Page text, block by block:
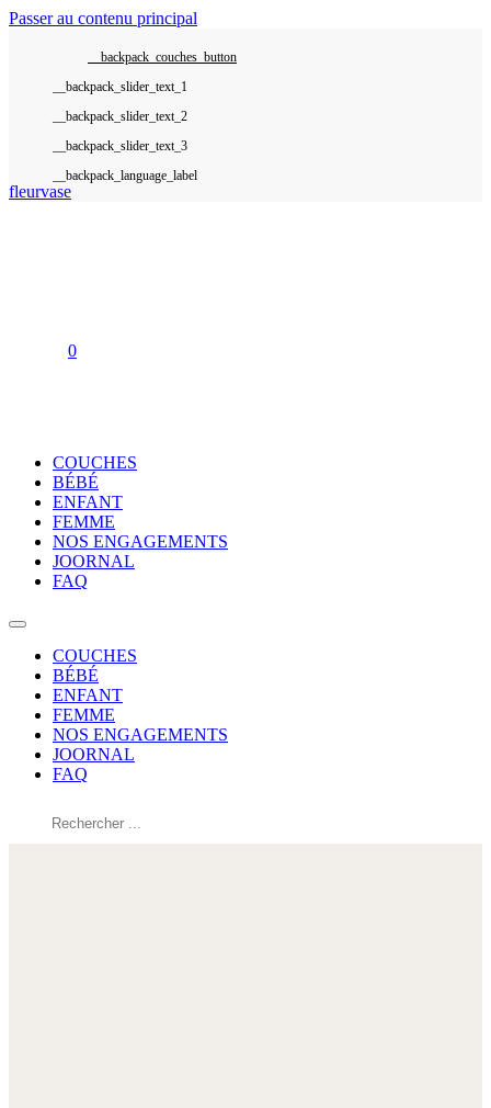
Passer au contenu principal
__backpack_couches_button
__backpack_language_label
0
COUCHES
BÉBÉ
ENFANT
FEMME
NOS ENGAGEMENTS
JOORNAL
FAQ
COUCHES
BÉBÉ
ENFANT
FEMME
NOS ENGAGEMENTS
JOORNAL
FAQ
fleurvase
Rechercher